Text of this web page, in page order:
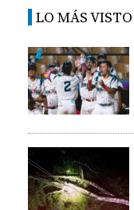
LO MÁS VISTO